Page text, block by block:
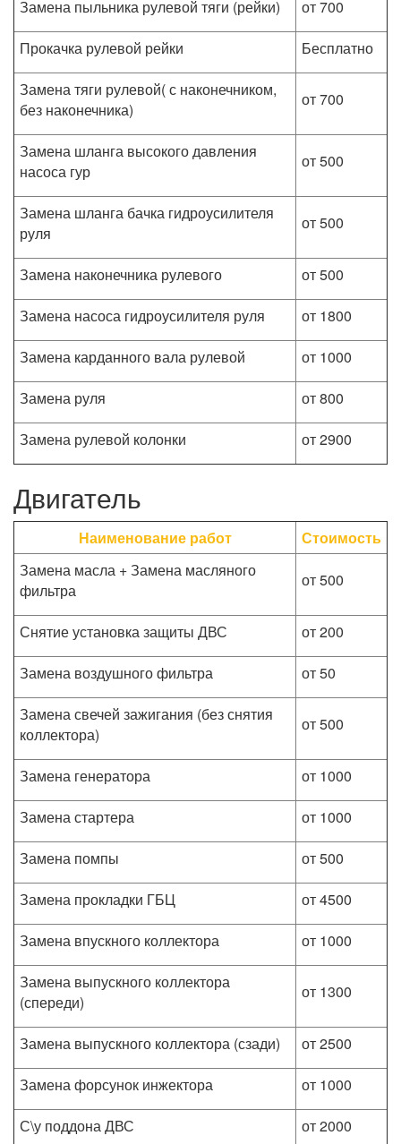
Замена пыльника рулевой тяги (рейки)
от 700
Прокачка рулевой рейки
Бесплатно
Замена тяги рулевой( с наконечником,
без наконечника)
от 700
Замена шланга высокого давления
насоса гур
от 500
Замена шланга бачка гидроусилителя
руля
от 500
Замена наконечника рулевого
от 500
Замена насоса гидроусилителя руля
от 1800
Замена карданного вала рулевой
от 1000
Замена руля
от 800
Замена рулевой колонки
от 2900
Двигатель
Наименование работ
Стоимость
Замена масла + Замена масляного
фильтра
от 500
Снятие установка защиты ДВС
от 200
Замена воздушного фильтра
от 50
Замена свечей зажигания (без снятия
коллектора)
от 500
Замена генератора
от 1000
Замена стартера
от 1000
Замена помпы
от 500
Замена прокладки ГБЦ
от 4500
Замена впускного коллектора
от 1000
Замена выпускного коллектора
(спереди)
от 1300
Замена выпускного коллектора (сзади)
от 2500
Замена форсунок инжектора
от 1000
С\у поддона ДВС
от 2000